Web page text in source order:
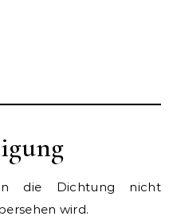
die Dichtung nicht
wird.